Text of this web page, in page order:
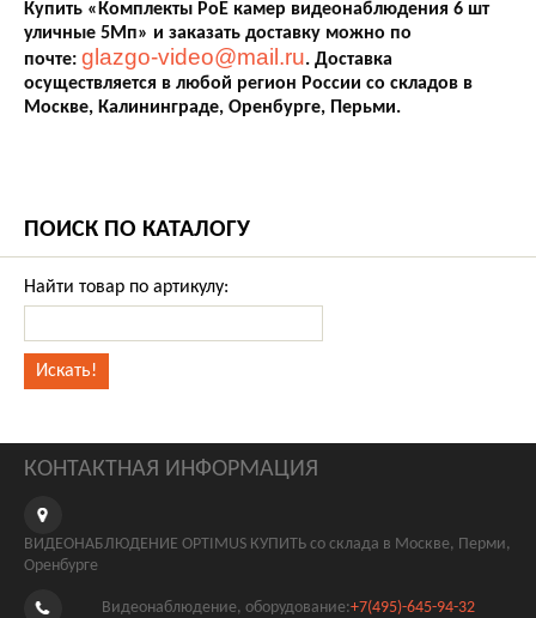
Купить «Комплекты PoE камер видеонаблюдения 6 шт
уличные 5Мп» и заказать доставку можно по
почте: glazgo-video@mail.ru. Доставка
осуществляется в любой регион России со складов в
Москве, Калининграде, Оренбурге, Перьми.
ПОИСК ПО КАТАЛОГУ
Найти товар по артикулу:
КОНТАКТНАЯ ИНФОРМАЦИЯ
ВИДЕОНАБЛЮДЕНИЕ OPTIMUS КУПИТЬ со склада в Москве, Перми,
Оренбурге
Видеонаблюдение, оборудование:+7(495)-645-94-32